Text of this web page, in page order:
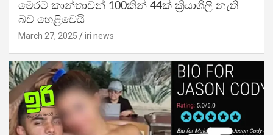
මෙරට කාන්තාවන් 100කින් 44ක් ක්‍රියාශීලී නැති
බව හෙළිවෙයි
March 27, 2025 iri news